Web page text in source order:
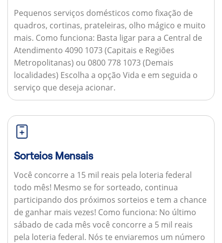
Pequenos serviços domésticos como fixação de
quadros, cortinas, prateleiras, olho mágico e muito
mais. Como funciona: Basta ligar para a Central de
Atendimento 4090 1073 (Capitais e Regiões
Metropolitanas) ou 0800 778 1073 (Demais
localidades) Escolha a opção Vida e em seguida o
serviço que deseja acionar.
Sorteios Mensais
Você concorre a 15 mil reais pela loteria federal
todo mês! Mesmo se for sorteado, continua
participando dos próximos sorteios e tem a chance
de ganhar mais vezes! Como funciona: No último
sábado de cada mês você concorre a 5 mil reais
pela loteria federal. Nós te enviaremos um número